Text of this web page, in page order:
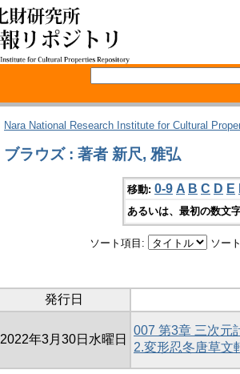
Nara National Research Institute for Cultural
ブラウズ : 著者 新尺, 雅弘
移動: 0-9 A B C D E
あるいは、最初の数文
ソート項目: ソー
発行日
2022年3月30日水曜日
007 第3章 三次元
2.変形忍冬唐草文